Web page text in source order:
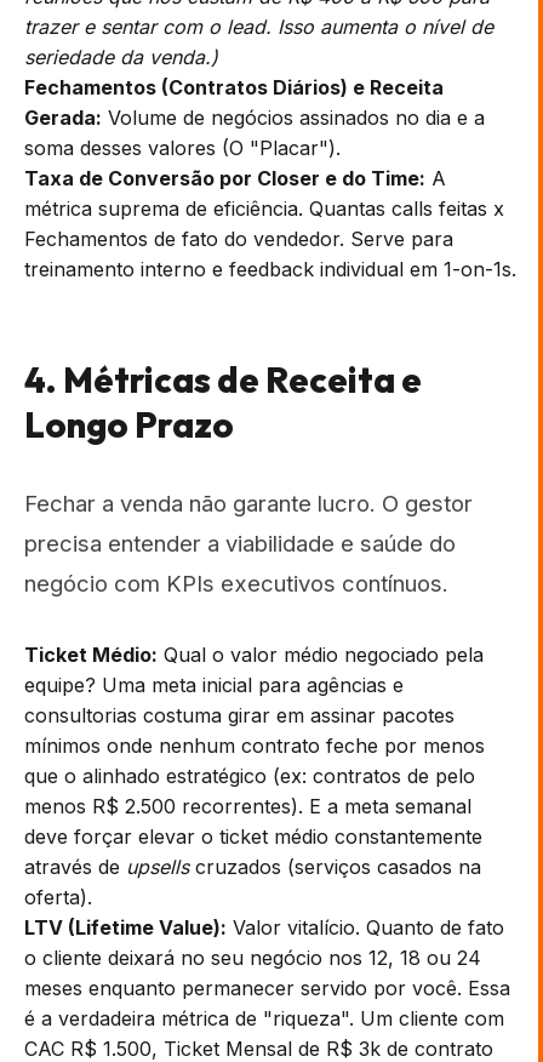
trazer e sentar com o lead. Isso aumenta o nível de
seriedade da venda.)
Fechamentos (Contratos Diários) e Receita
Gerada: Volume de negócios assinados no dia e a
soma desses valores (O "Placar").
Taxa de Conversão por Closer e do Time: A
métrica suprema de eficiência. Quantas calls feitas x
Fechamentos de fato do vendedor. Serve para
treinamento interno e feedback individual em 1-on-1s.
4. Métricas de Receita e
Longo Prazo
Fechar a venda não garante lucro. O gestor
precisa entender a viabilidade e saúde do
negócio com KPIs executivos contínuos.
Ticket Médio: Qual o valor médio negociado pela
equipe? Uma meta inicial para agências e
consultorias costuma girar em assinar pacotes
mínimos onde nenhum contrato feche por menos
que o alinhado estratégico (ex: contratos de pelo
menos R$ 2.500 recorrentes). E a meta semanal
deve forçar elevar o ticket médio constantemente
através de upsellscruzados (serviços casados na
oferta).
LTV (Lifetime Value): Valor vitalício. Quanto de fato
o cliente deixará no seu negócio nos 12, 18 ou 24
meses enquanto permanecer servido por você. Essa
é a verdadeira métrica de "riqueza". Um cliente com
CAC R$ 1.500, Ticket Mensal de R$ 3k de contrato